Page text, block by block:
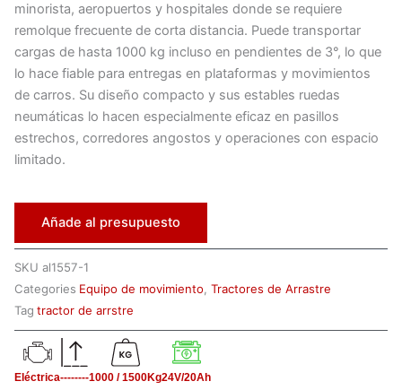
minorista, aeropuertos y hospitales donde se requiere
remolque frecuente de corta distancia. Puede transportar
cargas de hasta 1000 kg incluso en pendientes de 3°, lo que
lo hace fiable para entregas en plataformas y movimientos
de carros. Su diseño compacto y sus estables ruedas
neumáticas lo hacen especialmente eficaz en pasillos
estrechos, corredores angostos y operaciones con espacio
limitado.
Añade al presupuesto
SKU al1557-1
Categories Equipo de movimiento Tractores de Arrastre
Tag tractor de arrstre
Eléctrica--------1000 / 1500Kg24V/20Ah